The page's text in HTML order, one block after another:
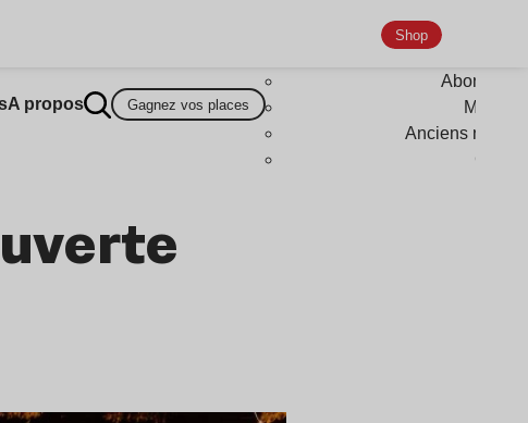
A propos Gagnez vos places
Shop
Anciens